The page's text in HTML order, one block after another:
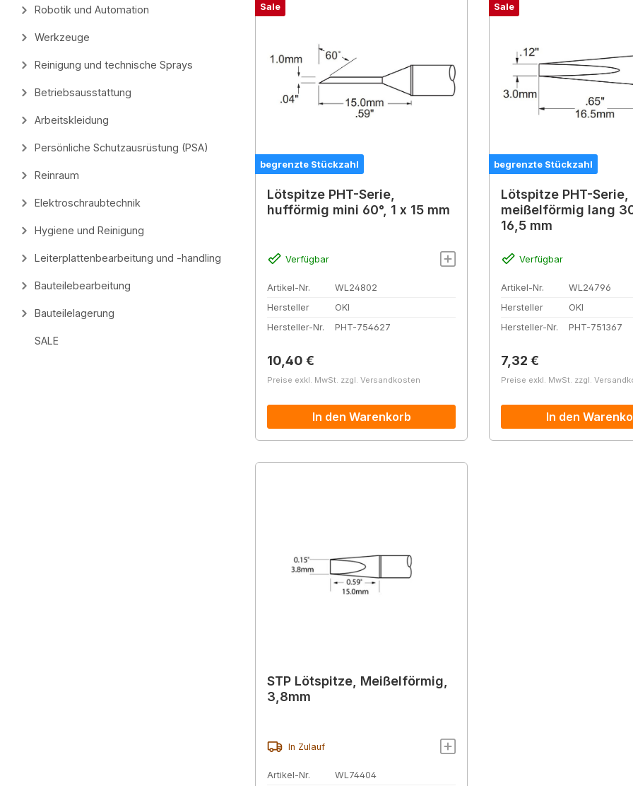
Robotik und Automation
Werkzeuge
Reinigung und technische Sprays
Betriebsausstattung
Arbeitskleidung
Persönliche Schutzausrüstung (PSA)
Reinraum
Elektroschraubtechnik
Hygiene und Reinigung
Leiterplattenbearbeitung und -handling
Bauteilebearbeitung
Bauteilelagerung
SALE
Sale
begrenzte Stückzahl
Lötspitze PHT-Serie,
hufförmig mini 60°, 1 x 15 mm
Verfügbar
Artikel-Nr.
WL24802
Hersteller
OKI
Hersteller-Nr.
PHT-754627
Regulärer Preis:
10,40 €
Preise exkl. MwSt. zzgl. Versandkosten
In den Warenkorb
Sale
begrenzte Stückzahl
Lötspitze PHT-Serie,
meißelförmig lang
16,5 mm
Verfügbar
Artikel-Nr.
WL24796
Hersteller
OKI
Hersteller-Nr.
PHT-751367
Regulärer Preis:
7,32 €
Preise exkl. MwSt. zzgl.
In den
STP Lötspitze, Meißelförmig,
3,8mm
In Zulauf
Artikel-Nr. WL74404